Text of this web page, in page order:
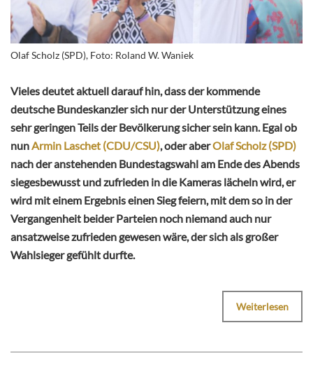
Olaf Scholz (SPD), Foto: Roland W. Waniek
Vieles deutet aktuell darauf hin, dass der kommende
deutsche Bundeskanzler sich nur der Unterstützung eines
sehr geringen Teils der Bevölkerung sicher sein kann. Egal ob
nun Armin Laschet (CDU/CSU), oder aberOlaf Scholz (SPD)
nach der anstehenden Bundestagswahl am Ende des Abends
siegesbewusst und zufrieden in die Kameras lächeln wird, er
wird mit einem Ergebnis einen Sieg feiern, mit dem so in der
Vergangenheit beider Parteien noch niemand auch nur
ansatzweise zufrieden gewesen wäre, der sich als großer
Wahlsieger gefühlt durfte.
Weiterlesen